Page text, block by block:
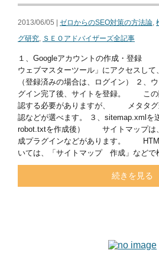
2013/06/05 | ゼロからのSEO対策の方法論,
グ研究, ＳＥＯアドバイザーズ全記事
１、Googleアカウントの作成・登録
ウェブマスターツール」にアクセス
（登録済みの場合は、ログイン） ２、
グイン完了後、サイトを登録。 この
認する必要がありますが、 メタタグ
認などが選べます。 ３、sitemap.xmlを
robot.txtを作成後） サイトマップは
成プラグインなどがあります。
いては、「サイトマップ 作成」な
続きを見る